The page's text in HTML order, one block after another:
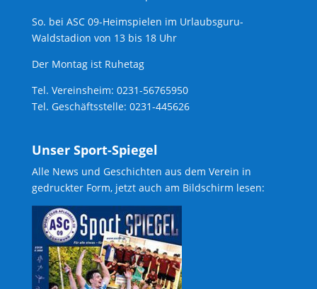
So. bei ASC 09-Heimspielen im Urlaubsguru-
Waldstadion von 13 bis 18 Uhr
Der Montag ist Ruhetag
Tel. Vereinsheim: 0231-56765950
Tel. Geschäftsstelle: 0231-445626
Unser Sport-Spiegel
Alle News und Geschichten aus dem Verein in
gedruckter Form, jetzt auch am Bildschirm lesen: